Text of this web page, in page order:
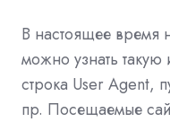
В настоящее время
можно узнать
строка User Agent,
пр. Посещаемые